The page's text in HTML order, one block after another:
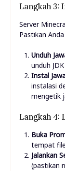
Langkah 3:
Server
Pastikan
Unduh
unduh
Instal
instalasi
mengetik
Langkah 4:
Buka
tempat
Jalankan
(pastikan